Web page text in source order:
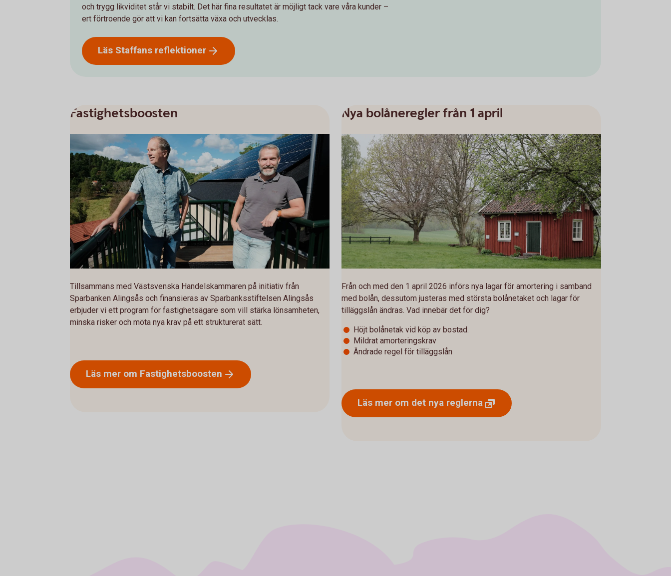
och trygg likviditet står vi stabilt. Det här fina resultatet är möjligt tack vare våra kunder –
ert förtroende gör att vi kan fortsätta växa och utvecklas.
Läs Staffans reflektioner
Fastighetsboosten
Tillsammans med Västsvenska Handelskammaren på initiativ från
Sparbanken Alingsås och finansieras av Sparbanksstiftelsen Alingsås
erbjuder vi ett program för fastighetsägare som vill stärka lönsamheten,
minska risker och möta nya krav på ett strukturerat sätt.
Läs mer om Fastighetsboosten
Nya bolåneregler från 1 april
Från och med den 1 april 2026 införs nya lagar för amortering i samband
med bolån, dessutom justeras med största bolånetaket och lagar för
tilläggslån ändras. Vad innebär det för dig?
Höjt bolånetak vid köp av bostad.
Mildrat amorteringskrav
Ändrade regel för tilläggslån
Läs mer om det nya reglerna